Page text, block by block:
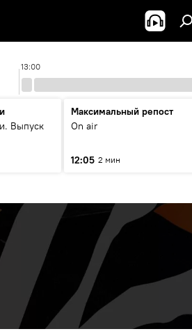
13:00
Выпуск
Максимальный репост
On air
12:05 2 мин